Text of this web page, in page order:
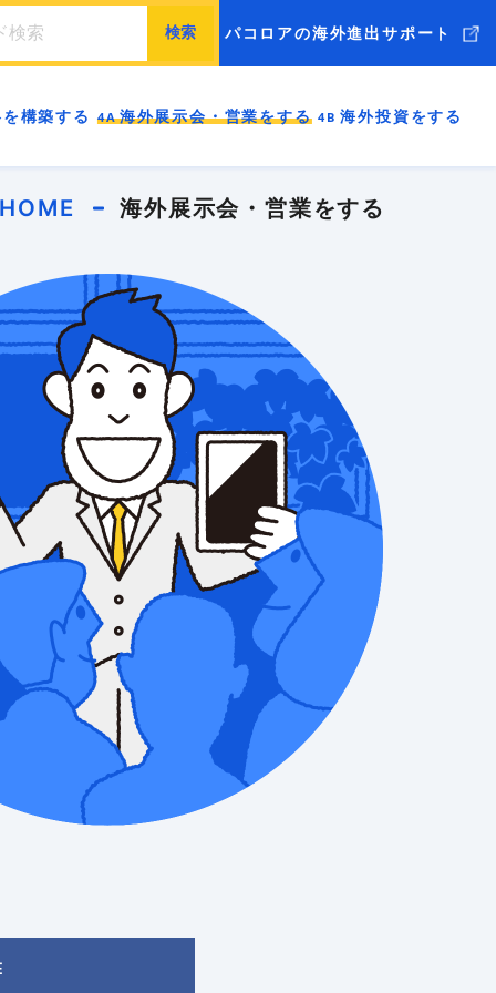
パコロアの海外進出サポート
ドマップの進め方
日本企業に必要なこと
立ちブログはこちら
現可能ですか
ジネスモデルはありますか
ク管理は考えていますか
的財産は管理されていますか
の規制について知っていますか
能性を検証する お役立ちブログはこちら
要な能力を身につけよう
についていますか
わる英語が話せますか
は十分に備わっていますか
力を開発する お役立ちブログはこちら
構築する
略を構築しよう
ティングはできていますか
サイトはありますか
ンディング（共感と価値を生む）戦略もできています
築する お役立ちブログはこちら
海外展示会・営業をする
外展示会・海外営業を成功させよう
功させる準備はできていますか
規開拓はできますか
営業をする お役立ちブログはこちら
海外投資をする
ち上げる（現地で投資をする）理由はありますか
F/S現地調査はしましたか
お役立ちブログはこちら
海外ブランディング
HOME 海外展示会・営業をする